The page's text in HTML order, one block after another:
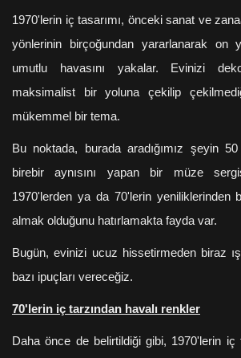
1970'lerin iç tasarımı, önceki sanat ve
yönlerinin birçoğundan yararlanarak on
umutlu havasını yakalar. Evinizi
maksimalist bir yoluna çekilip
mükemmel bir tema.
Bu noktada, burada aradığımız şeyin
birebir aynısını yapan bir müze
1970'lerden ya da 70'lerin yeniliklerinden
almak olduğunu hatırlamakta fayda var.
Bugün, evinizi ucuz hissetirmeden biraz
bazı ipuçları vereceğiz.
70'lerin iç tarzından havalı renkler
Daha önce de belirtildiği gibi, 1970'lerin iç